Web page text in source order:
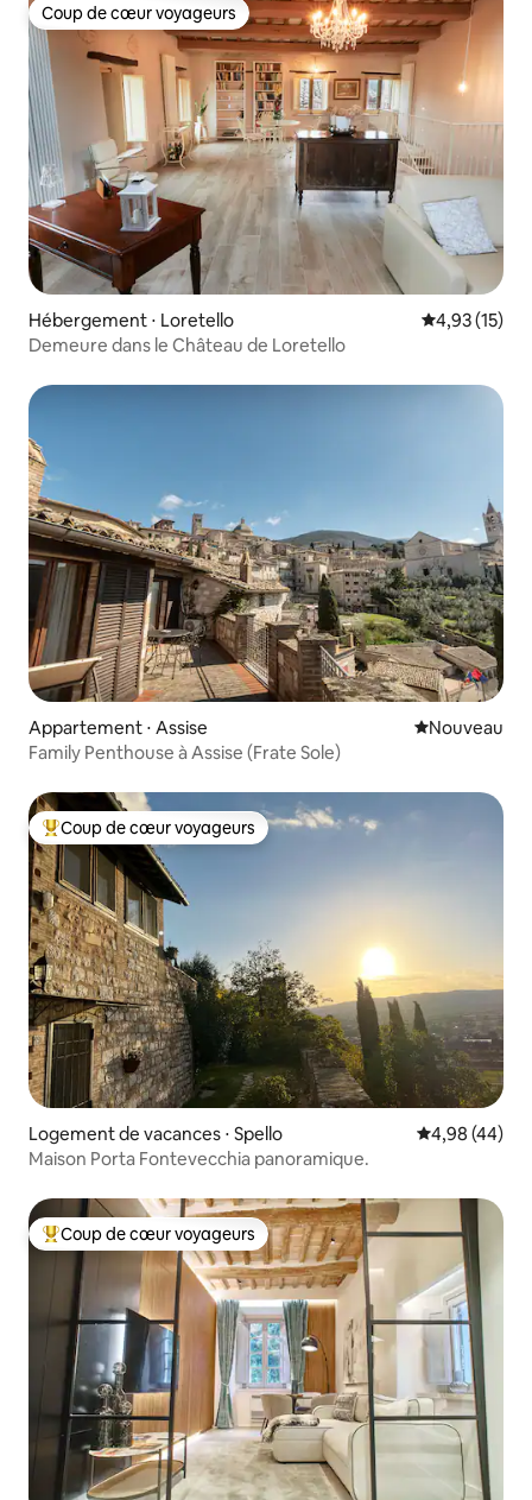
Coup de cœur voyageurs
Coup de cœur voyageurs
Hébergement ⋅ Loretello Évaluation
4,93 (15)
Demeure dans le Château de Loretello
Appartement ⋅ Assise Nouvel
Nouveau
Family Penthouse à Assise (Frate Sole)
Coups de cœur voyageurs les plus appréciés
Coup de cœur voyageurs
Logement de vacances ⋅ Spello Évaluation
4,98 (44)
Maison Porta Fontevecchia panoramique.
Coups de cœur voyageurs les plus appréciés
Coup de cœur voyageurs